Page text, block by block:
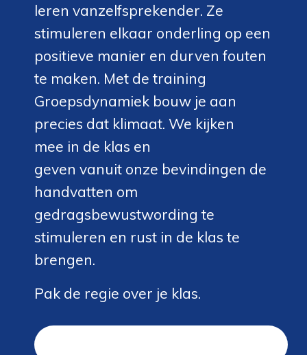
leren vanzelfsprekender. Ze
stimuleren elkaar onderling op een
positieve manier en durven fouten
te maken. Met de training
Groepsdynamiek bouw je aan
precies dat klimaat. We kijken
mee in de klas en
geven vanuit onze bevindingen de
handvatten om
gedragsbewustwording te
stimuleren en rust in de klas te
brengen.
Pak de regie over je klas.